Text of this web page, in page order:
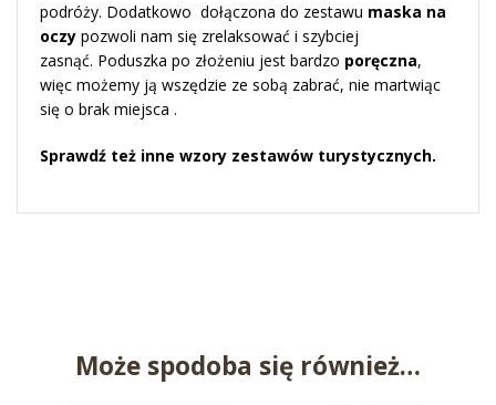
podróży. Dodatkowo dołączona do zestawu maska na
oczy pozwoli nam się zrelaksować i szybciej
zasnąć. Poduszka po złożeniu jest bardzo poręczna,
więc możemy ją wszędzie ze sobą zabrać, nie martwiąc
się o brak miejsca .
Sprawdź też inne wzory zestawów turystycznych.
Może spodoba się również…